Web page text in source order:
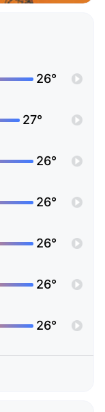
26°
27°
26°
26°
26°
26°
26°